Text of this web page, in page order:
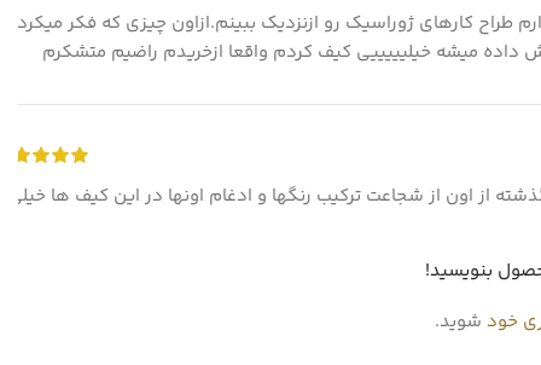
طراح کارهای ژوراسیک رو ازنزدیک ببینم.ازاون چیزی که فکر میکردم
داده میشه خیلیییییی کیف کردم واقعا ازخریدم راضیم متشکرم
از اون از شجاعت ترکیب رنگها و ادغام اونها در این کیف ها خیلی
بنویسید!
خود شوید.